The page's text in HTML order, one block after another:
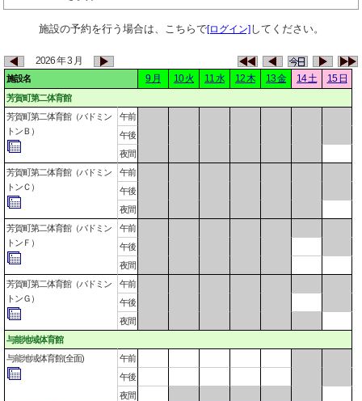
施設の予約を行う場合は、こちらで[ログイン]してください。
2026 年 3 月
施設名 9 月 10 火 11 水 12 木 13 金 14 土 15 日
芳賀町第二体育館
芳賀町第二体育館（バドミン
トンＢ）
午前
午後
夜間
芳賀町第二体育館（バドミン
トンＣ）
午前
午後
夜間
芳賀町第二体育館（バドミン
トンＦ）
午前
午後
夜間
芳賀町第二体育館（バドミン
トンＧ）
午前
午後
夜間
与能地域体育館
与能地域体育館(全面)
午前
午後
夜間